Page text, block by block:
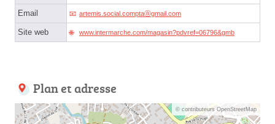
Email artemis.social.comptaⓐgmail.com
Site web www.intermarche.com/magasin?pdvref=06796&gmb
Plan et adresse
© contributeurs OpenStreetMap